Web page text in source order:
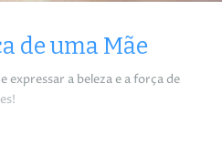
de uma Mãe
expressar a beleza e a força de